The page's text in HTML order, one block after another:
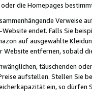
oder die Homepages
endet. Falls Sie
auf ausgewählte
Website entfernen, sobald
täuschenden
aufstellen. Stellen Sie
ein, so dürfen